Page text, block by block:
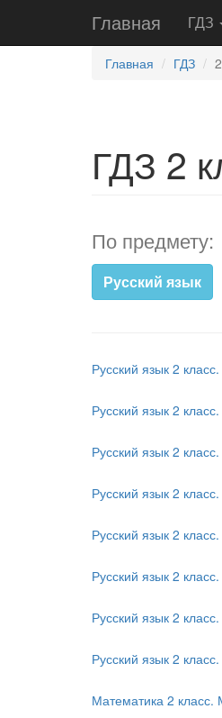
Главная ГДЗ
Главная ГДЗ
ГДЗ 2
По предмету:
Русский язык
Русский язык 2
Русский язык 2
Русский язык 2
Русский язык 2
Русский язык 2
Русский язык 2
Русский язык 2
Русский язык 2
Математика 2